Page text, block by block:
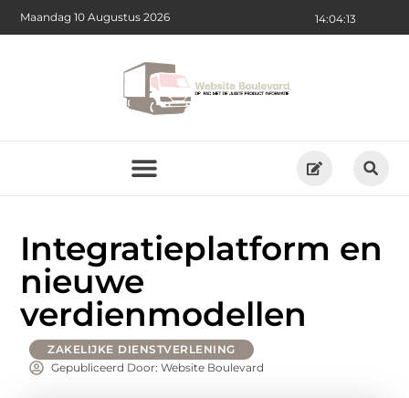
14:04:14
Maandag 10 Augustus 2026
Integratieplatform en
nieuwe
verdienmodellen
ZAKELIJKE DIENSTVERLENING
Gepubliceerd Door: Website Boulevard